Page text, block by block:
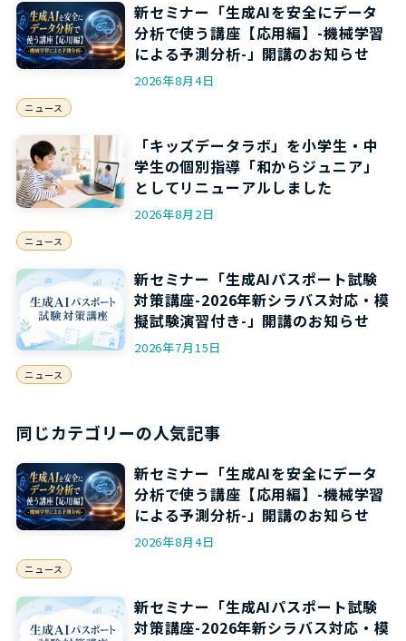
新セミナー「生成AIを安全にデータ
分析で使う講座【応用編】-機械学習
による予測分析-」開講のお知らせ
2026年8月4日
ニュース
「キッズデータラボ」を小学生・中
学生の個別指導「和からジュニア」
としてリニューアルしました
2026年8月2日
ニュース
新セミナー「生成AIパスポート試験
対策講座-2026年新シラバス対応・模
擬試験演習付き-」開講のお知らせ
2026年7月15日
ニュース
同じカテゴリーの人気記事
新セミナー「生成AIを安全にデータ
分析で使う講座【応用編】-機械学習
による予測分析-」開講のお知らせ
2026年8月4日
ニュース
新セミナー「生成AIパスポート試験
対策講座-2026年新シラバス対応・模